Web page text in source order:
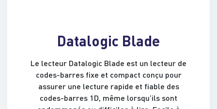
Datalogic Blade
Le lecteur Datalogic Blade est un lecteur de
codes-barres fixe et compact conçu pour
assurer une lecture rapide et fiable des
codes-barres 1D, même lorsqu’ils sont